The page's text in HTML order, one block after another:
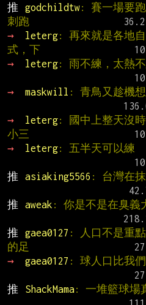
推
godchildtw: 賽一場要跑
刺跑
→
leterg: 再來就是各地
式，下
→
leterg: 雨不練，太熱
→
maskwill : 青鳥又趁機
→
leterg: 國中上整天沒
小三
→
leterg: 五半天可以練
推
asiaking5566 : 台灣在
推
aweak : 你是不是在臭義
推
gaea0127 : 人口不是重
的足
→
gaea0127 : 球人口比我
推
ShackMama: 一堆籃球場